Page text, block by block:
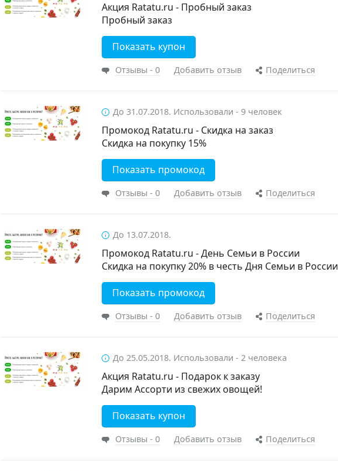
Акция Ratatu.ru - Пробный заказ
Пробный заказ
Показать купон
Отзывы - 0 Добавить отзыв Поделиться
До 31.07.2018. Использовали - 9 человек
Промокод Ratatu.ru - Скидка на заказ
Скидка на покупку 15%
Показать промокод
Отзывы - 0 Добавить отзыв Поделиться
До 13.07.2018.
Промокод Ratatu.ru - День Семьи в России
Скидка на покупку 20% в честь Дня Семьи в России
Показать промокод
Отзывы - 0 Добавить отзыв Поделиться
До 25.05.2018. Использовали - 2 человека
Акция Ratatu.ru - Подарок к заказу
Дарим Ассорти из свежих овощей!
Показать купон
Отзывы - 0 Добавить отзыв Поделиться